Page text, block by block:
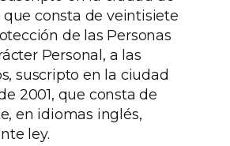
que consta de veintisiete
de las Personas
Personal, a las
suscripto en la ciudad
2001, que consta de
en idiomas inglés,
ley.